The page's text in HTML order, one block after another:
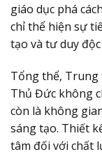
giáo dục phá
chỉ thể hiện sự
tạo và tư duy độc
Tổng thể, Trung
Thủ Đức không
còn là không
sáng tạo. Thiết
tâm đối với chất